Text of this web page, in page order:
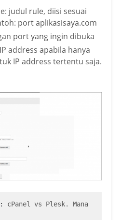
judul rule, diisi sesuai
port aplikasisaya.com
port yang ingin dibuka
address apabila hanya
IP address tertentu saja.
: cPanel vs Plesk. Mana